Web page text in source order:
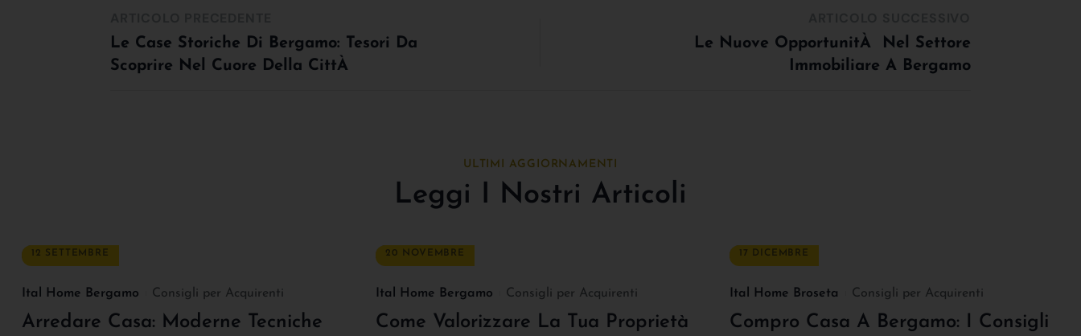
Le Case Storiche Di Bergamo: Tesori Da
Scoprire Nel Cuore Della CittÀ
Le Nuove OpportunitÀ Nel Settore
Immobiliare A Bergamo
ULTIMI AGGIORNAMENTI
Leggi I Nostri Articoli
12 SETTEMBRE
Ital Home Bergamo Consigli per Acquirenti
Arredare Casa: Moderne Tecniche
20 NOVEMBRE
Ital Home Bergamo Consigli per Acquirenti
Come Valorizzare La Tua Proprietà
17 DICEMBRE
Ital Home Broseta Consigli per Acquirenti
Compro Casa A Bergamo: I Consigli